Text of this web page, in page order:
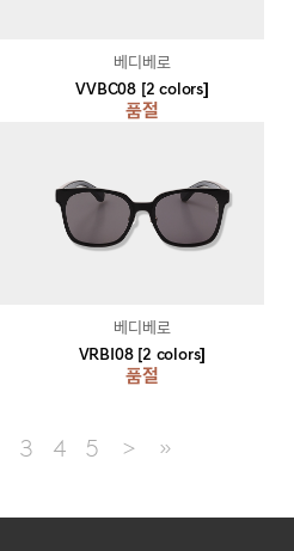
VVBC08 [2 colors]
품절
베디베로
VRBI08 [2 colors]
품절
베디베로
3 4 5 ＞ ≫